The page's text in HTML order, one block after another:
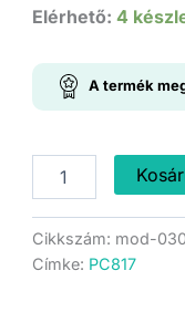
Elérhető: 4
A termék
csatornás
mennyiség
Cikkszám: mod-
Címke: PC817